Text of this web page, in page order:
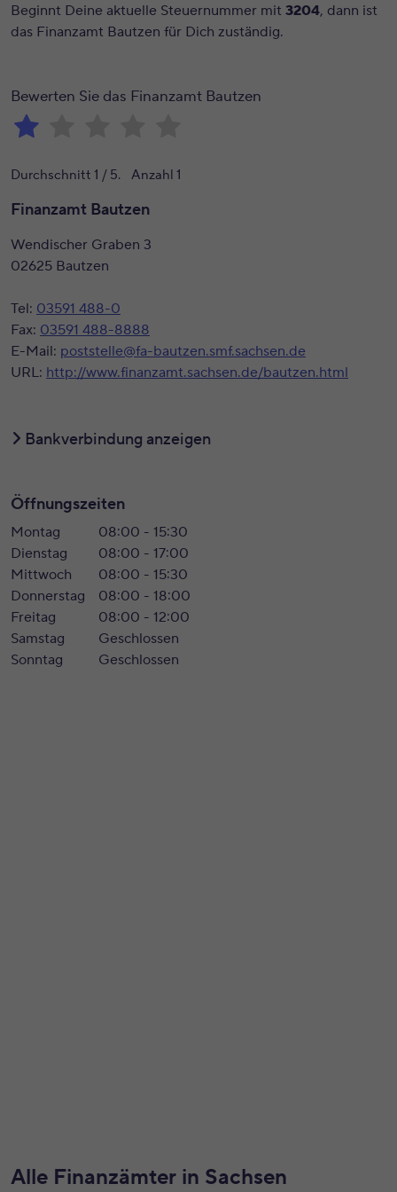
Beginnt Deine aktuelle Steuernummer mit 3204, dann ist
das Finanzamt Bautzen für Dich zuständig.
Bewerten Sie das Finanzamt Bautzen
Durchschnitt 1 / 5. Anzahl 1
Finanzamt Bautzen
Wendischer Graben 3
02625 Bautzen
Tel: 03591 488-0
Fax: 03591 488-8888
E-Mail: poststelle@fa-bautzen.smf.sachsen.de
URL: http://www.finanzamt.sachsen.de/bautzen.html
Bankverbindung anzeigen
Öffnungszeiten
Montag
08:00 - 15:30
Dienstag
08:00 - 17:00
Mittwoch
08:00 - 15:30
Donnerstag
08:00 - 18:00
Freitag
08:00 - 12:00
Samstag
Geschlossen
Sonntag
Geschlossen
Alle Finanzämter in Sachsen